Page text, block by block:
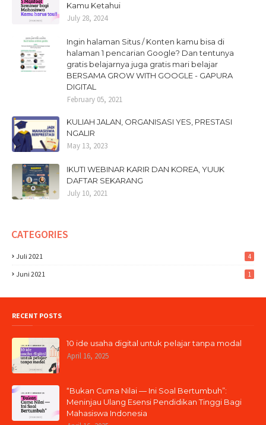
Kamu Ketahui
July 28, 2024
Ingin halaman Situs / Konten kamu bisa di
halaman 1 pencarian Google? Dan tentunya
gratis belajarnya juga gratis mari belajar
BERSAMA GROW WITH GOOGLE - GAPURA
DIGITAL
February 05, 2021
KULIAH JALAN, ORGANISASI YES, PRESTASI
NGALIR
May 13, 2023
IKUTI WEBINAR KARIR DAN KOREA, YUUK
DAFTAR SEKARANG
July 10, 2021
CATEGORIES
Juli 2021 4
Juni 2021 1
RECENT POSTS
10 ide usaha digital untuk pelajar tanpa modal
April 16, 2025
“Bukan Cuma Nilai — Ini Soal Bertumbuh”:
Meninjau Ulang Esensi Pendidikan Tinggi Bagi
Mahasiswa Indonesia